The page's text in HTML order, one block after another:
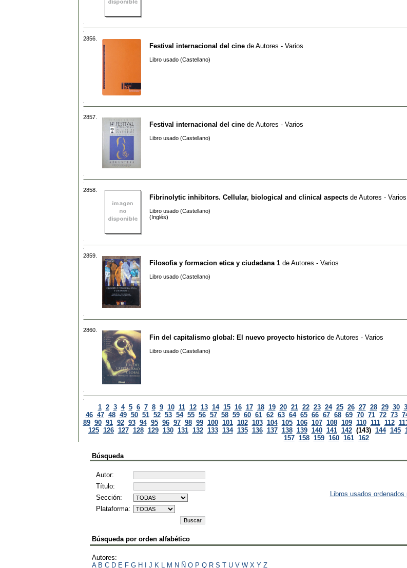
2856.
Festival internacional del cine de Autores - Varios
Libro usado (Castellano)
2857.
Festival internacional del cine de Autores - Varios
Libro usado (Castellano)
2858.
Fibrinolytic inhibitors. Cellular, biological and clinical aspects de Autores - Varios
Libro usado (Castellano)
(Inglés)
2859.
Filosofia y formacion etica y ciudadana 1 de Autores - Varios
Libro usado (Castellano)
2860.
Fin del capitalismo global: El nuevo proyecto historico de Autores - Varios
Libro usado (Castellano)
1 2 3 4 5 6 7 8 9 10 11 12 13 14 15 16 17 18 19 20 21 22 23 24 25 26 27 28 29 30
46 47 48 49 50 51 52 53 54 55 56 57 58 59 60 61 62 63 64 65 66 67 68 69 70 71 72 73
89 90 91 92 93 94 95 96 97 98 99 100 101 102 103 104 105 106 107 108 109 110 111 112
125 126 127 128 129 130 131 132 133 134 135 136 137 138 139 140 141 142 (143) 144 145
157 158 159 160 161 162
Búsqueda
Autor:
Título:
Sección:
Plataforma:
Libros usados ordenados
Búsqueda por orden alfabético
Autores:
A B C D E F G H I J K L M N Ñ O P Q R S T U V W X Y Z